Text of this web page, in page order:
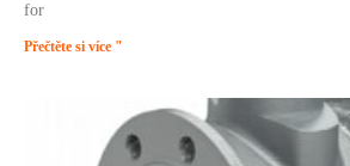
for
Přečtěte si více "